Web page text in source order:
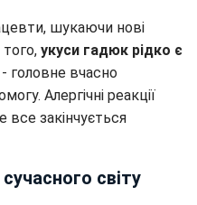
шукаючи нові
того, укуси гадюк рідко є
головне вчасно
Алергічні реакції
все закінчується
світу